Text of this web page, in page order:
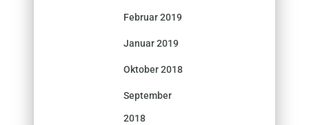
Februar 2019
Januar 2019
Oktober 2018
September
2018